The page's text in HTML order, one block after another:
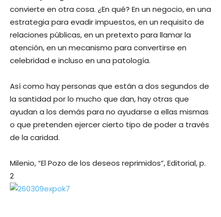
convierte en otra cosa. ¿En qué? En un negocio, en una
estrategia para evadir impuestos, en un requisito de
relaciones públicas, en un pretexto para llamar la
atención, en un mecanismo para convertirse en
celebridad e incluso en una patología.
Así como hay personas que están a dos segundos de
la santidad por lo mucho que dan, hay otras que
ayudan a los demás para no ayudarse a ellas mismas
o que pretenden ejercer cierto tipo de poder a través
de la caridad.
Milenio, “El Pozo de los deseos reprimidos”, Editorial, p.
2